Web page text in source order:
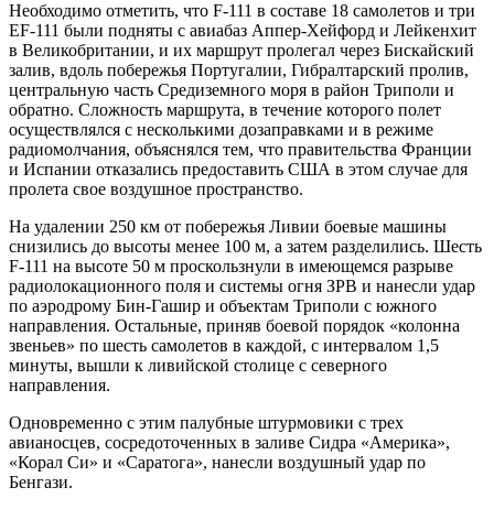
Необходимо отметить, что F-111 в составе 18 самолетов и три
EF-111 были подняты с авиабаз Аппер-Хейфорд и Лейкенхит
в Великобритании, и их маршрут пролегал через Бискайский
залив, вдоль побережья Португалии, Гибралтарский пролив,
центральную часть Средиземного моря в район Триполи и
обратно. Сложность маршрута, в течение которого полет
осуществлялся с несколькими дозаправками и в режиме
радиомолчания, объяснялся тем, что правительства Франции
и Испании отказались предоставить США в этом случае для
пролета свое воздушное пространство.
На удалении 250 км от побережья Ливии боевые машины
снизились до высоты менее 100 м, а затем разделились. Шесть
F-111 на высоте 50 м проскользнули в имеющемся разрыве
радиолокационного поля и системы огня ЗРВ и нанесли удар
по аэродрому Бин-Гашир и объектам Триполи с южного
направления. Остальные, приняв боевой порядок «колонна
звеньев» по шесть самолетов в каждой, с интервалом 1,5
минуты, вышли к ливийской столице с северного
направления.
Одновременно с этим палубные штурмовики с трех
авианосцев, сосредоточенных в заливе Сидра «Америка»,
«Корал Си» и «Саратога», нанесли воздушный удар по
Бенгази.